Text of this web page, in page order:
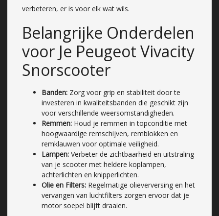
verbeteren, er is voor elk wat wils.
Belangrijke Onderdelen
voor Je Peugeot Vivacity
Snorscooter
Banden: Zorg voor grip en stabiliteit door te
investeren in kwaliteitsbanden die geschikt zijn
voor verschillende weersomstandigheden.
Remmen: Houd je remmen in topconditie met
hoogwaardige remschijven, remblokken en
remklauwen voor optimale veiligheid.
Lampen: Verbeter de zichtbaarheid en uitstraling
van je scooter met heldere koplampen,
achterlichten en knipperlichten.
Olie en Filters: Regelmatige olieverversing en het
vervangen van luchtfilters zorgen ervoor dat je
motor soepel blijft draaien.